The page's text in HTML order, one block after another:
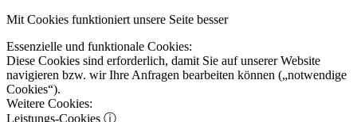
Mit Cookies funktioniert unsere Seite besser
Essenzielle und funktionale Cookies:
Diese Cookies sind erforderlich, damit Sie auf unserer Website
navigieren bzw. wir Ihre Anfragen bearbeiten können („notwendige
Cookies“).
Weitere Cookies:
Leistungs-Cookies ⓘ